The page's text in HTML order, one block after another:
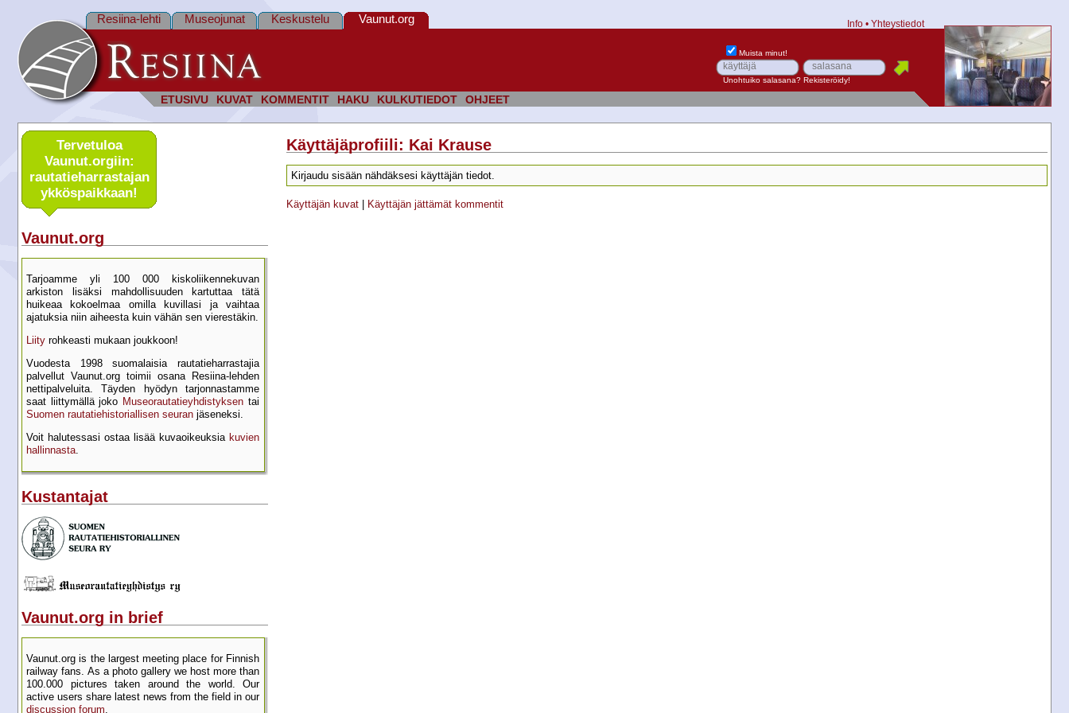
ETUSIVU KUVAT KOMMENTIT HAKU KULKUTIEDOT OHJEET
Resiina-lehti Museojunat Keskustelu Vaunut.org Info • Yhteystiedot
Muista minut!
Unohtuiko salasana? Rekisteröidy!
Tervetuloa
Vaunut.orgiin:
rautatie­harrastajan
ykkös­paikkaan!
Vaunut.org
Tarjoamme yli 100 000 kisko­liikenne­kuvan
arkiston lisäksi mahdol­lisuuden kartu­ttaa tätä
huikeaa kokoelmaa omilla kuvillasi ja vaihtaa
ajatuksia niin aiheesta kuin vähän sen vierestäkin.
Liity rohkeasti mukaan joukkoon!
Vuodesta 1998 suomalaisia rautatie­harrastajia
palvellut Vaunut.org toimii osana Resiina-lehden
netti­palveluita. Täyden hyödyn tarjon­nastamme
saat liittymällä joko Museo­rautatie­yhdistyksen tai
Suomen rautatie­historial­lisen seuran jäseneksi.
Voit halutessasi ostaa lisää kuva­oikeuksia kuvien
hallinnasta.
Kustantajat
Vaunut.org in brief
Vaunut.org is the largest meeting place for Finnish
railway fans. As a photo gallery we host more than
100.000 pictures taken around the world. Our
active users share latest news from the field in our
discussion forum
Käyttäjäprofiili: Kai Krause
Kirjaudu sisään nähdäksesi käyttäjän tiedot.
Käyttäjän kuvat| Käyttäjän jättämät kommentit